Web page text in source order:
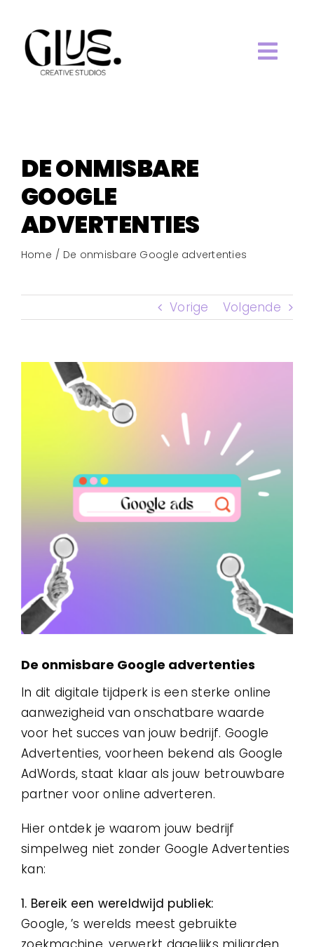
inhoud
WORK.
SERVICES.
CONTACT
DE ONMISBARE
GOOGLE
ADVERTENTIES
Home De onmisbare Google advertenties
Vorige Volgende
Bekijk
grotere
afbeelding
De onmisbare Google advertenties
In dit digitale tijdperk is een sterke online
aanwezigheid van onschatbare waarde
voor het succes van jouw bedrijf. Google
Advertenties, voorheen bekend als Google
AdWords, staat klaar als jouw betrouwbare
partner voor online adverteren.
Hier ontdek je waarom jouw bedrijf
simpelweg niet zonder Google Advertenties
kan:
1. Bereik een wereldwijd publiek:
Google, ’s werelds meest gebruikte